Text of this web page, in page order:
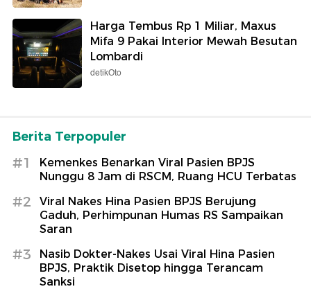
Harga Tembus Rp 1 Miliar, Maxus
Mifa 9 Pakai Interior Mewah Besutan
Lombardi
detikOto
Berita Terpopuler
#1
Kemenkes Benarkan Viral Pasien BPJS
Nunggu 8 Jam di RSCM, Ruang HCU Terbatas
#2
Viral Nakes Hina Pasien BPJS Berujung
Gaduh, Perhimpunan Humas RS Sampaikan
Saran
#3
Nasib Dokter-Nakes Usai Viral Hina Pasien
BPJS, Praktik Disetop hingga Terancam
Sanksi